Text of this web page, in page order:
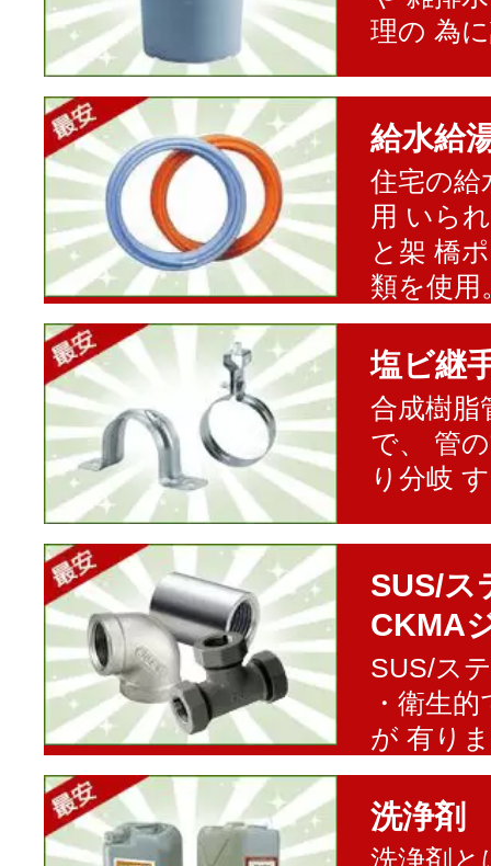
理の 為
給水給
住宅の給
用 いら
と架 橋
類を使用
塩ビ継
合成樹脂
で、 管
り分岐
SUS/ス
CKMA
SUS/ス
・衛生
が 有り
洗浄剤